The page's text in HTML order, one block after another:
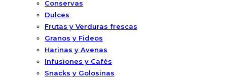
Conservas
Dulces
Frutas y Verduras frescas
Granos y Fideos
Harinas y Avenas
Infusiones y Cafés
Snacks y Golosinas